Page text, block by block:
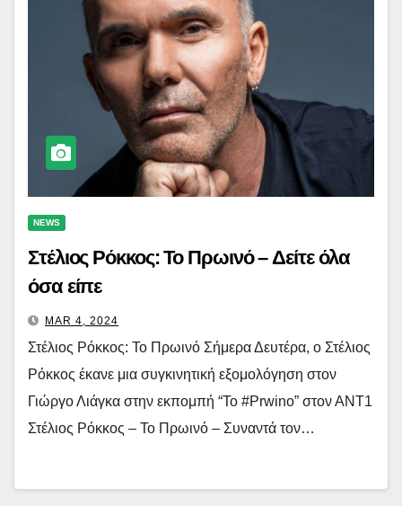
NEWS
Στέλιος Ρόκκος: Το Πρωινό – Δείτε όλα
όσα είπε
MAR 4, 2024
Στέλιος Ρόκκος: Το Πρωινό Σήμερα Δευτέρα, ο Στέλιος
Ρόκκος έκανε μια συγκινητική εξομολόγηση στον
Γιώργο Λιάγκα στην εκπομπή “To #Prwino” στον ΑΝΤ1
Στέλιος Ρόκκος – Το Πρωινό – Συναντά τον…